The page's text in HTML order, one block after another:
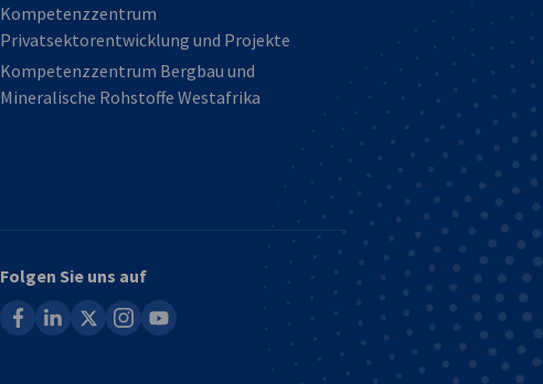
Kompetenzzentrum
Privatsektorentwicklung und Projekte
Kompetenzzentrum Bergbau und
Mineralische Rohstoffe Westafrika
Folgen Sie uns auf
facebooklinkedin instagram
youtube